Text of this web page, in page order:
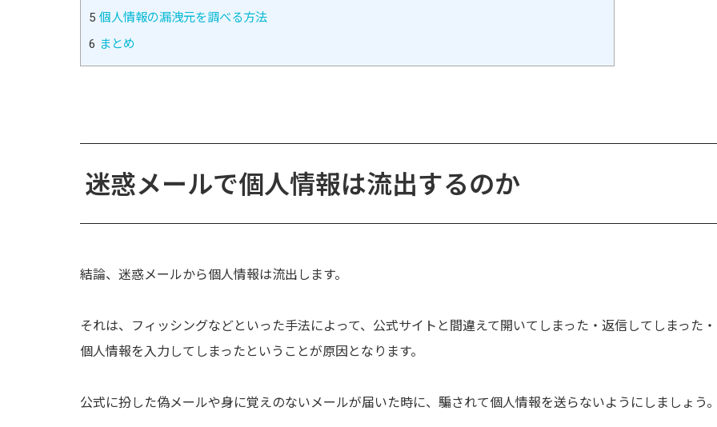
5 個人情報の漏洩元を調べる方法
6 まとめ
迷惑メールで個人情報は流出するのか
結論、迷惑メールから個人情報は流出します。
それは、フィッシングなどといった手法によって、公式サイトと間違えて開いてしまった・返信してしまった・
個人情報を入力してしまったということが原因となります。
公式に扮した偽メールや身に覚えのないメールが届いた時に、騙されて個人情報を送らないようにしましょう